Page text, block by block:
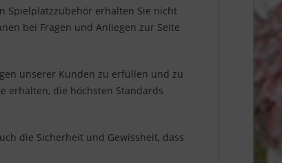
Spielplatzzubehör erhalten Sie nicht
bei Fragen und Anliegen zur Seite
unserer Kunden zu erfüllen und zu
erhalten, die höchsten Standards
die Sicherheit und Gewissheit, dass